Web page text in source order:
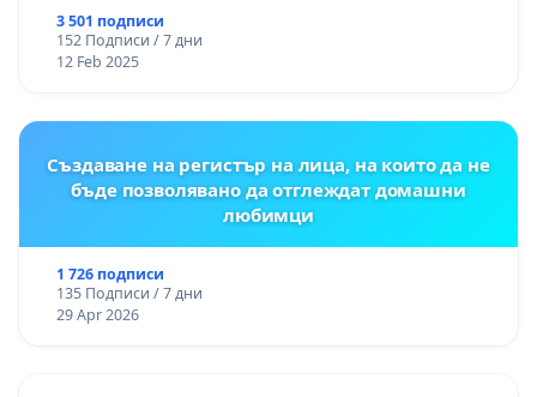
3 501 подписи
152 Подписи / 7 дни
12 Feb 2025
Създаване на регистър на лица, на които да не
бъде позволявано да отглеждат домашни
любимци
1 726 подписи
135 Подписи / 7 дни
29 Apr 2026